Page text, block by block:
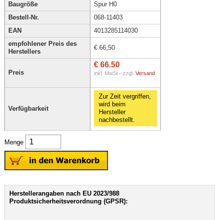
Baugröße
Spur H0
Bestell-Nr.
068-11403
EAN
4013285114030
empfohlener Preis des
Herstellers
€ 66,50
Preis
€ 66.50
inkl. MwSt - zzgl. Versand
Verfügbarkeit
Zur Zeit vergriffen,
wird beim
Hersteller
nachbestellt.
Menge
Herstellerangaben nach EU 2023/988
Produktsicherheitsverordnung (GPSR):